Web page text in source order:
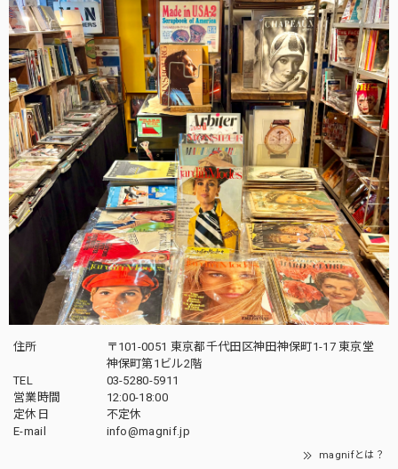
住所
〒101-0051 東京都千代田区神田神保町1-17 東京堂
神保町第1ビル2階
TEL
03-5280-5911
営業時間
12:00-18:00
定休日
不定休
E-mail
info@magnif.jp
magnifとは？